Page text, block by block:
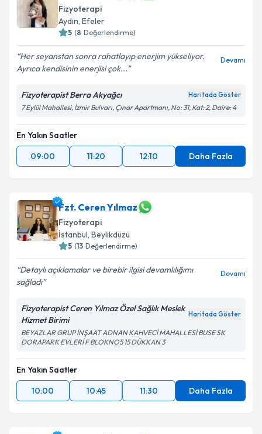
Fizyoterapi
Aydın, Efeler
5 (8 Değerlendirme)
Her seyanstan sonra rahatlayıp enerjim yükseliyor.
Ayrıca kendisinin enerjisi çok...
Devamı
Fizyoterapist Berra Akyağcı Haritada Göster
7 Eylül Mahallesi, İzmir Bulvarı, Çınar Apartmanı, No: 31, Kat: 2, Daire: 4
En Yakın Saatler
09:00
11:20 12:10 Daha Fazla
Fzt. Ceren Yılmaz
Fizyoterapi
İstanbul, Beylikdüzü
5 (13 Değerlendirme)
Detaylı açıklamalar ve birebir ilgisi devamlılığımı
sağladı
Devamı
Fizyoterapist Ceren Yılmaz Özel Sağlık Meslek
Hizmet Birimi
Haritada Göster
BEYAZLAR GRUP İNŞAAT ADNAN KAHVECİ MAHALLESİ BUSE SK
DORAPARK EVLERİ F BLOKNO5 15 DÜKKAN 3
En Yakın Saatler
10:00
10:45 11:30 Daha Fazla